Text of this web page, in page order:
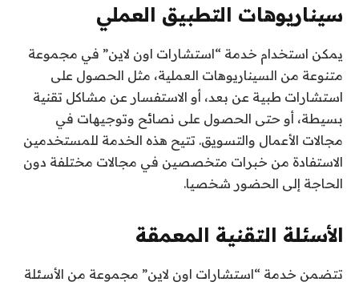
سيناريوهات التطبيق العملي
يمكن استخدام خدمة “استشارات اون لاين” في مجموعة
متنوعة من السيناريوهات العملية، مثل الحصول على
استشارات طبية عن بعد، أو الاستفسار عن مشاكل تقنية
بسيطة، أو حتى الحصول على نصائح وتوجيهات في
مجالات الأعمال والتسويق. تتيح هذه الخدمة للمستخدمين
الاستفادة من خبرات متخصصين في مجالات مختلفة دون
الحاجة إلى الحضور شخصيا.
الأسئلة التقنية المعمقة
تتضمن خدمة “استشارات اون لاين” مجموعة من الأسئلة